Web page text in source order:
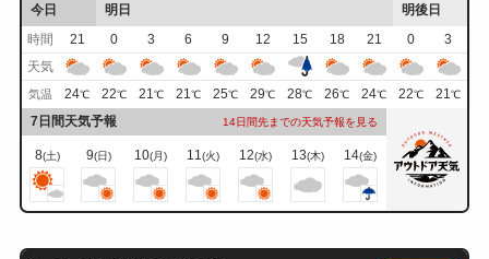
今日 明日
明後日
時間
21 0 3 6 9 12 15 18 21 0
3
天気
気温 24℃ 22℃ 21℃ 21℃ 25℃ 29℃ 28℃ 26℃ 24℃ 22℃ 21℃
7日間天気予報 14日間先までの天気予報を見る
8(土) 9(日) 10(月) 11 (火) 12(水) 13(木) 14(金)